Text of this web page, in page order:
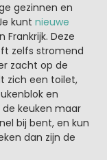
gezinnen en
kunt nieuwe
Deze
zelfs stromend
zacht op de
zich een toilet,
en
keuken maar
bij bent, en kun
dan zijn de